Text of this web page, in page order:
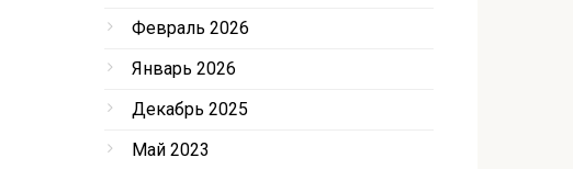
Февраль 2026
Январь 2026
Декабрь 2025
Май 2023